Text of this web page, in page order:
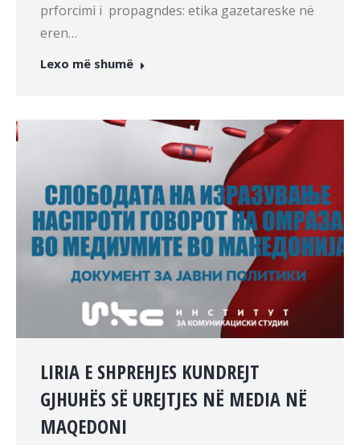
prforcimi i propagndes: etika gazetareske në
eren…
Lexo më shumë
LIRIA E SHPREHJES KUNDREJT
GJHUHËS SË UREJTJES NË MEDIA NË
MAQEDONI